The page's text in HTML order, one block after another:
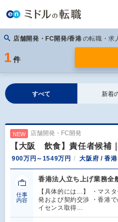
店舗開発・FC開発/香港 の転職・求
1 件
すべて 新着
NEW 店舗開発・FC開発
【大阪 飲食】責任者候補
900万円～1549万円 大阪府 / 香
仕事
内容
香港法人立ち上げ業務全
【具体的には…】 ・マス
発および契約交渉 ・香港
イセンス取得…